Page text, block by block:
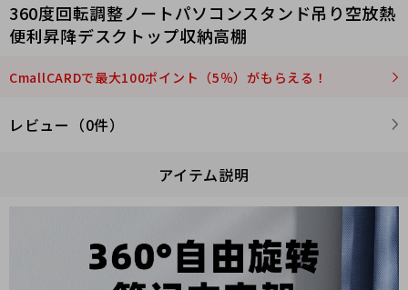
360度回転調整ノートパソコンスタンド吊り空放熱
便利昇降デスクトップ収納高棚
CmallCARDで最大100ポイント（5％）がもらえる！
レビュー（0件）
アイテム説明